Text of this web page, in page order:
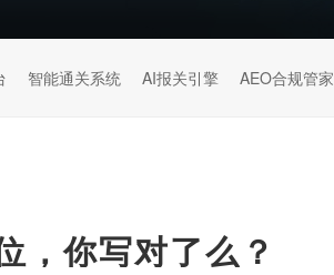
智能通关系统 AI报关引擎 AEO合规管家
，你写对了么？